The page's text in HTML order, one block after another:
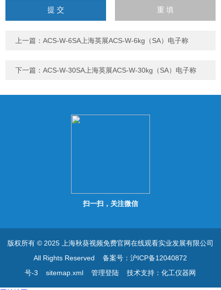
字），如：三加四=7
上一篇：ACS-W-6SA上海英展ACS-W-6kg（SA）电子称
下一篇：ACS-W-30SA上海英展ACS-W-30kg（SA）电子称
扫一扫，关注微信
版权所有 © 2025 上海秋葵视频免费官网在线观看实业发展有限公司
All Rights Reserved备案号：沪ICP备12040872
号-3
sitemap.xml 管理登陆 技术支持：化工仪器网